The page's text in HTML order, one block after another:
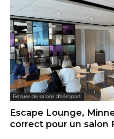
Revues de salons d'aéroport
Escape Lounge,
correct pour un salon